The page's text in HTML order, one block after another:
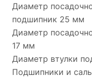
Диаметр
подшипник 25 мм
Диаметр
17 мм
Диаметр втулки
Подшипники и